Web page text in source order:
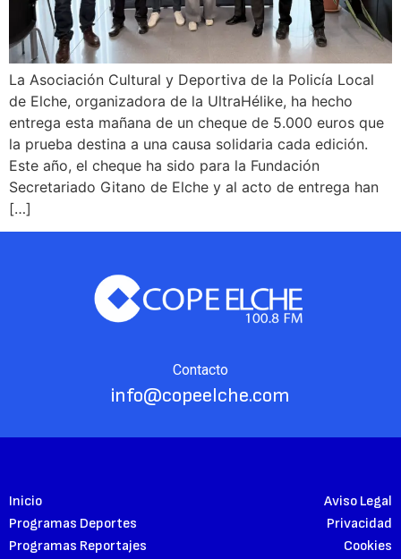
La Asociación Cultural y Deportiva de la Policía Local
de Elche, organizadora de la UltraHélike, ha hecho
entrega esta mañana de un cheque de 5.000 euros que
la prueba destina a una causa solidaria cada edición.
Este año, el cheque ha sido para la Fundación
Secretariado Gitano de Elche y al acto de entrega han
[…]
Contacto
info@copeelche.com
Inicio
Programas Deportes
Programas Reportajes
Aviso Legal
Privacidad
Cookies